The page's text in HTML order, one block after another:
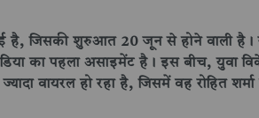
है, जिसकी शुरुआत 20 जून से होने वाली है।
का पहला असाइमेंट है। इस बीच, युवा
वायरल हो रहा है, जिसमें वह रोहित